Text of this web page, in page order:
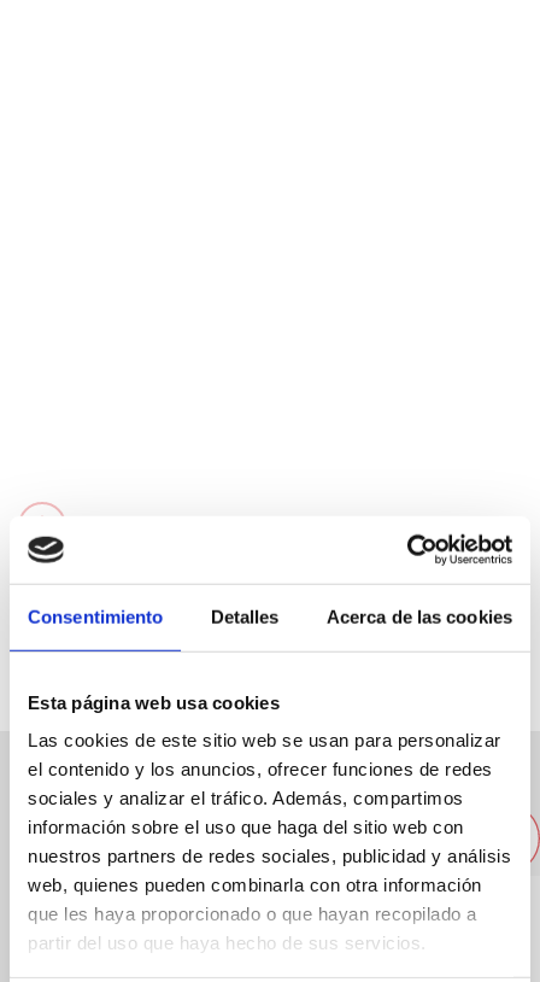
Consentimiento Detalles Acerca de las cookies
Esta página web usa cookies
Las cookies de este sitio web se usan para personalizar
el contenido y los anuncios, ofrecer funciones de redes
sociales y analizar el tráfico. Además, compartimos
información sobre el uso que haga del sitio web con
nuestros partners de redes sociales, publicidad y análisis
web, quienes pueden combinarla con otra información
que les haya proporcionado o que hayan recopilado a
partir del uso que haya hecho de sus servicios.
info@costesa.com
Altres empreses properes